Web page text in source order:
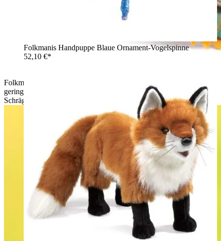
Folkmanis Handpuppe kleines Chamäleon in Orange-Grün mit
geringeltem Schwanz und gelbem Rückenkamm,
Schrägansicht von hinten
Folkmanis Handpuppe Blaue Ornament-Vogelspinne
52,10 €*